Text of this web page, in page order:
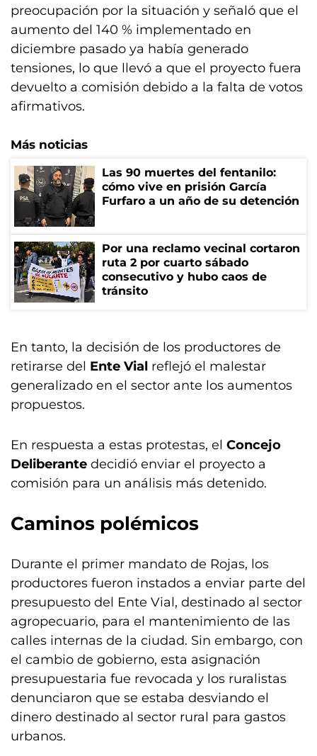
preocupación por la situación y señaló que el
aumento del 140 % implementado en
diciembre pasado ya había generado
tensiones, lo que llevó a que el proyecto fuera
devuelto a comisión debido a la falta de votos
afirmativos.
Más noticias
Las 90 muertes del fentanilo:
cómo vive en prisión García
Furfaro a un año de su detención
Por una reclamo vecinal cortaron
ruta 2 por cuarto sábado
consecutivo y hubo caos de
tránsito
En tanto, la decisión de los productores de
retirarse del Ente Vial reflejó el malestar
generalizado en el sector ante los aumentos
propuestos.
En respuesta a estas protestas, el Concejo
Deliberante decidió enviar el proyecto a
comisión para un análisis más detenido.
Caminos polémicos
Durante el primer mandato de Rojas, los
productores fueron instados a enviar parte del
presupuesto del Ente Vial, destinado al sector
agropecuario, para el mantenimiento de las
calles internas de la ciudad. Sin embargo, con
el cambio de gobierno, esta asignación
presupuestaria fue revocada y los ruralistas
denunciaron que se estaba desviando el
dinero destinado al sector rural para gastos
urbanos.